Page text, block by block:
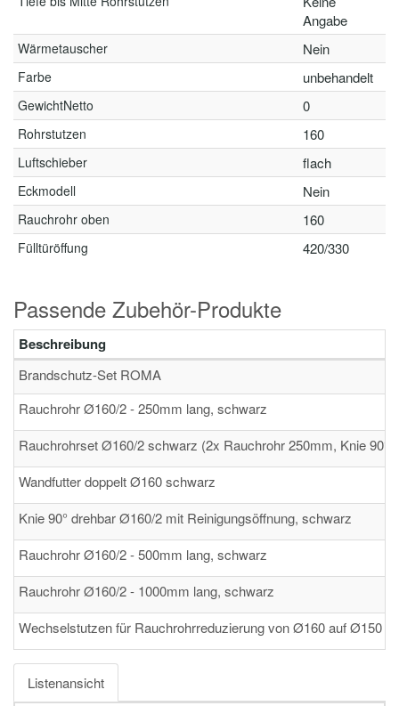
Angabe
Wärmetauscher Nein
Farbe unbehandelt
GewichtNetto 0
Rohrstutzen 160
Luftschieber flach
Eckmodell Nein
Rauchrohr oben 160
Fülltüröffung 420/330
Passende Zubehör-Produkte
Beschreibung
Brandschutz-Set ROMA
Rauchrohr Ø160/2 - 250mm lang, schwarz
Rauchrohrset Ø160/2 schwarz (2x Rauchrohr 250mm, Knie 90°
Wandfutter doppelt Ø160 schwarz
Knie 90° drehbar Ø160/2 mit Reinigungsöffnung, schwarz
Rauchrohr Ø160/2 - 500mm lang, schwarz
Rauchrohr Ø160/2 - 1000mm lang, schwarz
Wechselstutzen für Rauchrohrreduzierung von Ø160 auf Ø150
Listenansicht